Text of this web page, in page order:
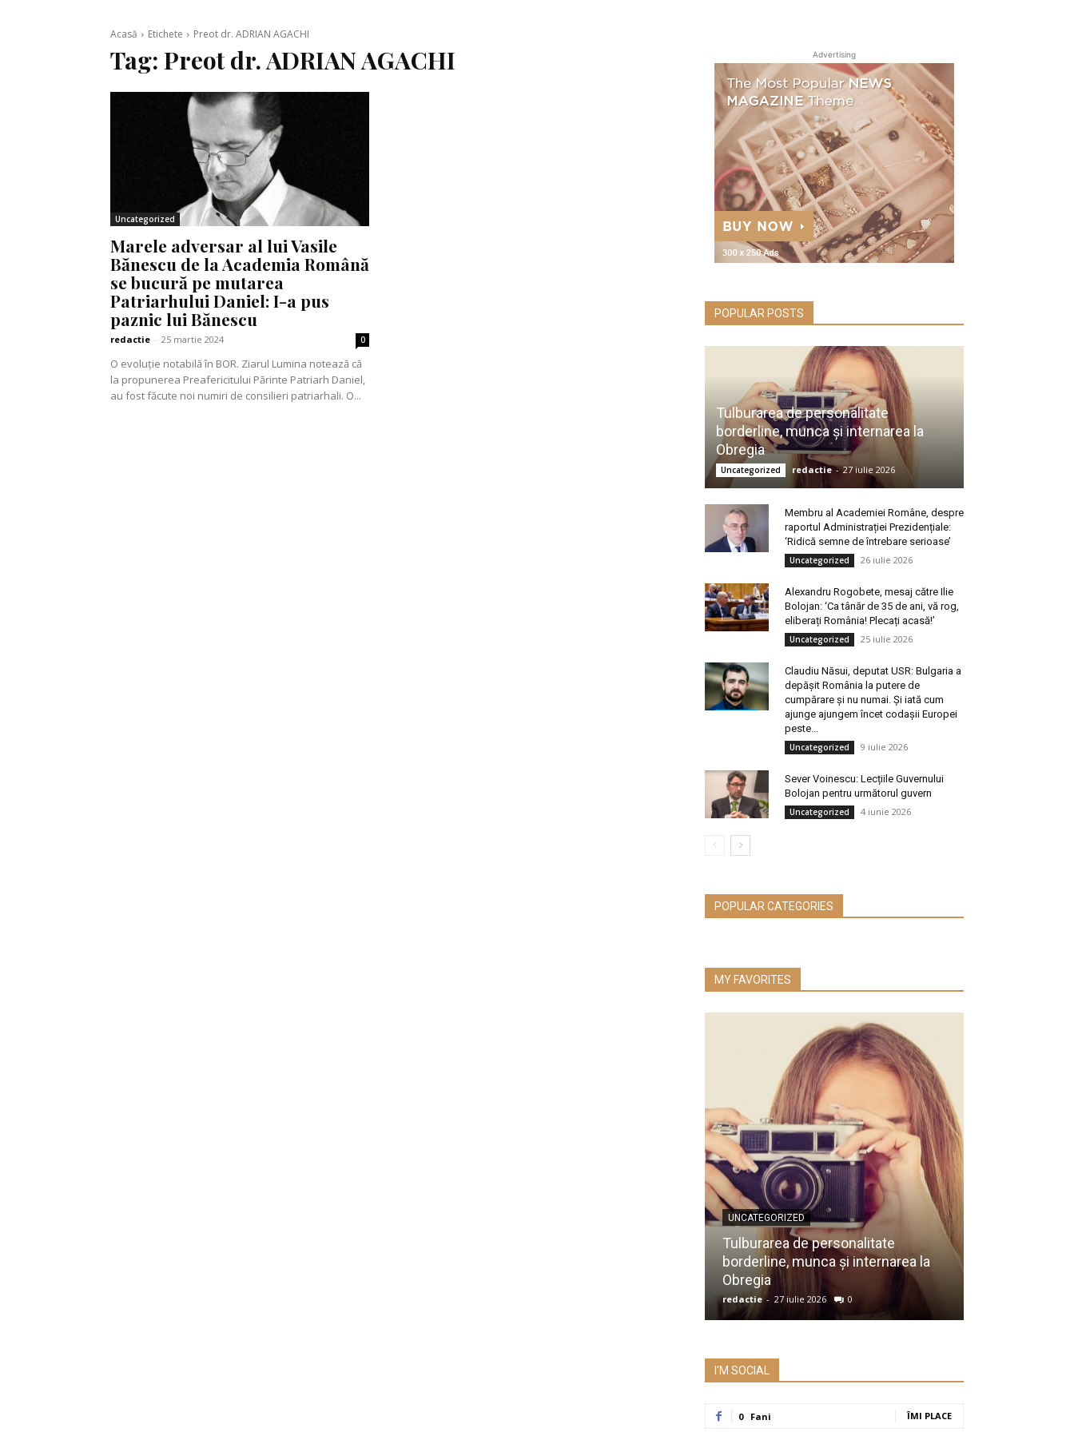
Acasă Etichete Preot dr. ADRIAN AGACHI
Tag: Preot dr. ADRIAN AGACHI
Uncategorized
Marele adversar al lui Vasile
Bănescu de la Academia Română
se bucură pe mutarea
Patriarhului Daniel: I-a pus
paznic lui Bănescu
redactie - 25 martie 2024 0
O evoluție notabilă în BOR. Ziarul Lumina notează că
la propunerea Preafericitului Părinte Patriarh Daniel,
au fost făcute noi numiri de consilieri patriarhali. O...
Advertising
POPULAR POSTS
Tulburarea de personalitate
borderline, munca și internarea la
Obregia
Uncategorized redactie - 27 iulie 2026
Membru al Academiei Române, despre
raportul Administrației Prezidențiale:
‘Ridică semne de întrebare serioase’
Uncategorized 26 iulie 2026
Alexandru Rogobete, mesaj către Ilie
Bolojan: ‘Ca tânăr de 35 de ani, vă rog,
eliberați România! Plecați acasă!’
Uncategorized 25 iulie 2026
Claudiu Năsui, deputat USR: Bulgaria a
depășit România la putere de
cumpărare și nu numai. Și iată cum
ajunge ajungem încet codașii Europei
peste...
Uncategorized 9 iulie 2026
Sever Voinescu: Lecțiile Guvernului
Bolojan pentru următorul guvern
Uncategorized 4 iunie 2026
POPULAR CATEGORIES
MY FAVORITES
UNCATEGORIZED
Tulburarea de personalitate
borderline, munca și internarea la
Obregia
redactie - 27 iulie 2026 0
I'M SOCIAL
0 Fani ÎMI PLACE